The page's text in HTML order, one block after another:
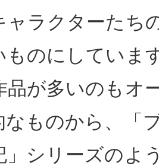
ャラクターたち
ものにしていま
品が多いのもオ
なものから、「
」シリーズのよ